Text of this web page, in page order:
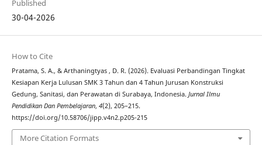
Published
30-04-2026
How to Cite
Pratama, S. A., & Arthaningtyas , D. R. (2026). Evaluasi Perbandingan Tingkat
Kesiapan Kerja Lulusan SMK 3 Tahun dan 4 Tahun Jurusan Konstruksi
Gedung, Sanitasi, dan Perawatan di Surabaya, Indonesia. Jurnal Ilmu
Pendidikan Dan Pembelajaran, 4(2), 205–215.
https://doi.org/10.58706/jipp.v4n2.p205-215
More Citation Formats